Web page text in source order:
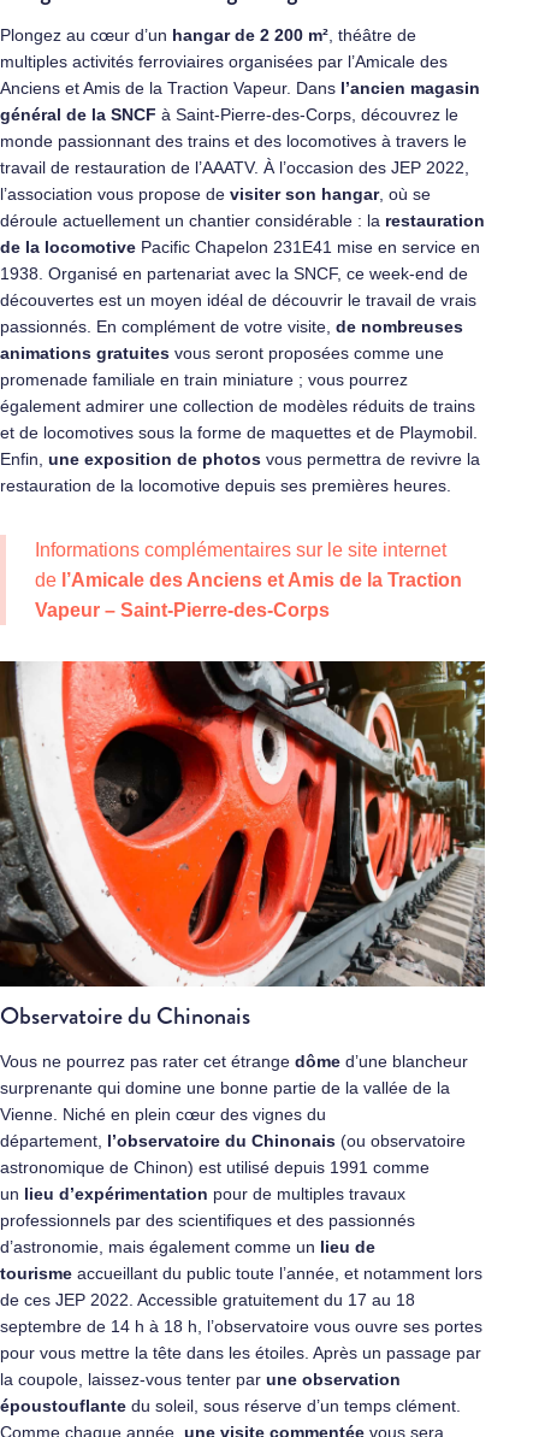
Plongez au cœur d’un hangar de 2 200 m², théâtre de
multiples activités ferroviaires organisées par l’Amicale des
Anciens et Amis de la Traction Vapeur. Dans l’ancien magasin
général de la SNCF à Saint-Pierre-des-Corps, découvrez le
monde passionnant des trains et des locomotives à travers le
travail de restauration de l’AAATV. À l’occasion des JEP 2022,
l’association vous propose de visiter son hangar, où se
déroule actuellement un chantier considérable : la restauration
de la locomotive Pacific Chapelon 231E41 mise en service en
1938. Organisé en partenariat avec la SNCF, ce week-end de
découvertes est un moyen idéal de découvrir le travail de vrais
passionnés. En complément de votre visite, de nombreuses
animations gratuites vous seront proposées comme une
promenade familiale en train miniature ; vous pourrez
également admirer une collection de modèles réduits de trains
et de locomotives sous la forme de maquettes et de Playmobil.
Enfin, une exposition de photos vous permettra de revivre la
restauration de la locomotive depuis ses premières heures.
Informations complémentaires sur le site internet
de l’Amicale des Anciens et Amis de la Traction
Vapeur – Saint-Pierre-des-Corps
Observatoire du Chinonais
Vous ne pourrez pas rater cet étrange dôme d’une blancheur
surprenante qui domine une bonne partie de la vallée de la
Vienne. Niché en plein cœur des vignes du
département, l’observatoire du Chinonais (ou observatoire
astronomique de Chinon) est utilisé depuis 1991 comme
un lieu d’expérimentation pour de multiples travaux
professionnels par des scientifiques et des passionnés
d’astronomie, mais également comme un lieu de
tourisme accueillant du public toute l’année, et notamment lors
de ces JEP 2022. Accessible gratuitement du 17 au 18
septembre de 14 h à 18 h, l’observatoire vous ouvre ses portes
pour vous mettre la tête dans les étoiles. Après un passage par
la coupole, laissez-vous tenter par une observation
époustouflante du soleil, sous réserve d’un temps clément.
Comme chaque année, une visite commentée vous sera